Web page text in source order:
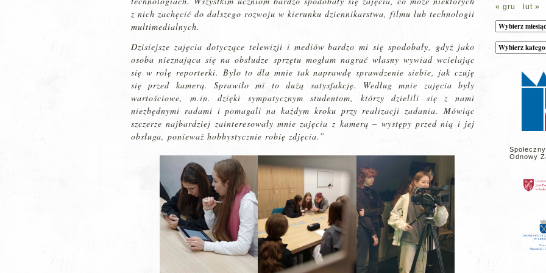
z nich zachęcić do dalszego rozwoju w kierunku dziennikarstwa, filmu lub technologii
multimedialnych.
Dzisiejsze zajęcia dotyczące telewizji i mediów bardzo mi się spodobały, gdyż jako
osoba nieznająca się na obsłudze sprzętu mogłam nagrać własny wywiad wcielając
się w rolę reporterki. Było to dla mnie tak naprawdę sprawdzenie siebie, jak czuję
się przed kamerą. Sprawiło mi to dużą satysfakcję. Według mnie zajęcia były
wartościowe, m.in. dzięki sympatycznym studentom, którzy dzielili się z nami
niezbędnymi radami i pomagali na każdym kroku przy realizacji zadania. Mówiąc
szczerze najbardziej zainteresowały mnie zajęcia z kamerą – występy przed nią i jej
obsługa, ponieważ hobbystycznie robię zdjęcia.”
« gru lut »
Archiwum
Kategorie
wpisów
Odnowy